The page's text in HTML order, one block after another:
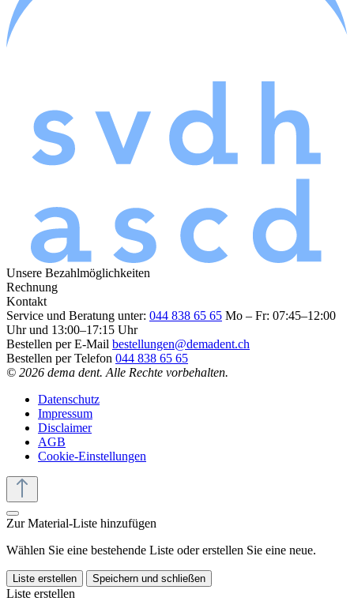
Unsere Bezahlmöglichkeiten
Rechnung
Kontakt
Service und Beratung unter: 044 838 65 65 Mo – Fr: 07:45–12:00
Uhr und 13:00–17:15 Uhr
Bestellen per E-Mail bestellungen@demadent.ch
Bestellen per Telefon 044 838 65 65
© 2026 dema dent. Alle Rechte vorbehalten.
Datenschutz
Impressum
Disclaimer
AGB
Cookie-Einstellungen
Zur Material-Liste hinzufügen
Wählen Sie eine bestehende Liste oder erstellen Sie eine neue.
Liste erstellen Speichern und schließen
Liste erstellen